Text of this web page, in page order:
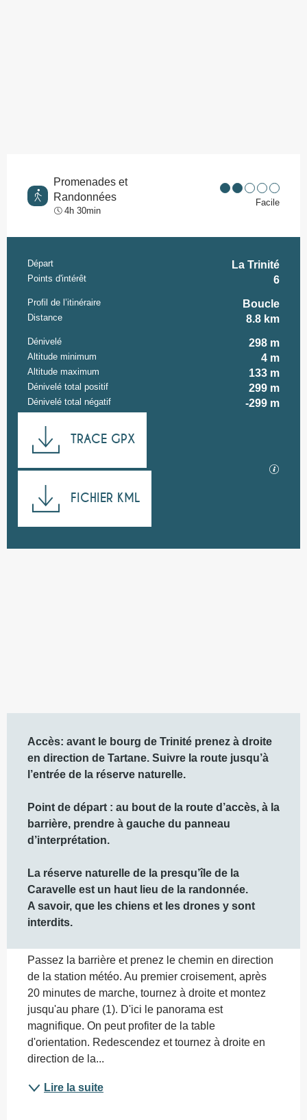
Promenades et
Randonnées
4h 30min
Facile
Informations pratiques
Départ La Trinité
Points d'intérêt 6
Profil de l’itinéraire Boucle
Distance 8.8 km
Dénivelé 298 m
Altitude minimum 4 m
Altitude maximum 133 m
Dénivelé total positif 299 m
Dénivelé total négatif -299 m
TRACE GPX
FICHIER KML
Accès: avant le bourg de Trinité prenez à droite
en direction de Tartane. Suivre la route jusqu’à
l’entrée de la réserve naturelle.
Point de départ : au bout de la route d’accès, à la
barrière, prendre à gauche du panneau
d’interprétation.
La réserve naturelle de la presqu’île de la
Caravelle est un haut lieu de la randonnée.
A savoir, que les chiens et les drones y sont
interdits.
Passez la barrière et prenez le chemin en direction
de la station météo. Au premier croisement, après
20 minutes de marche, tournez à droite et montez
jusqu'au phare (1). D'ici le panorama est
magnifique. On peut profiter de la table
d'orientation. Redescendez et tournez à droite en
direction de la...
Lire la suite